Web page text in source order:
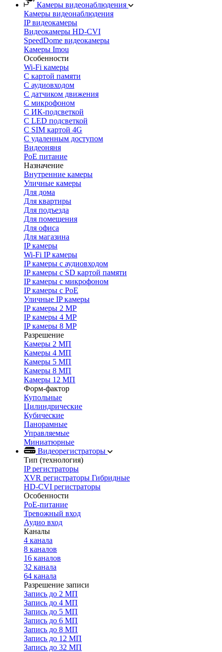
Камеры видеонаблюдения
Камеры видеонаблюдения
IP видеокамеры
Видеокамеры HD-CVI
SpeedDome видеокамеры
Камеры Imou
Особенности
Wi-Fi камеры
С картой памяти
С аудиовходом
С датчиком движения
С микрофоном
С ИК-подсветкой
С LED подсветкой
C SIM картой 4G
C удаленным доступом
Видеоняня
PoE питание
Назначение
Внутренние камеры
Уличные камеры
Для дома
Для квартиры
Для подъезда
Для помещения
Для офиса
Для магазина
IP камеры
Wi-Fi IP камеры
IP камеры с аудиовходом
IP камеры с SD картой памяти
IP камеры с микрофоном
IP камеры с PoE
Уличные IP камеры
IP камеры 2 MP
IP камеры 4 MP
IP камеры 8 MP
Разрешение
Камеры 2 МП
Камеры 4 МП
Камеры 5 МП
Камеры 8 МП
Камеры 12 МП
Форм-фактор
Купольные
Цилиндрические
Кубические
Панорамные
Управляемые
Миниатюрные
Видеорегистраторы
Тип (технология)
IP регистраторы
XVR регистраторы Гибридные
HD-CVI регистраторы
Особенности
PoE-питание
Тревожный вход
Аудио вход
Каналы
4 канала
8 каналов
16 каналов
32 канала
64 канала
Разрешение записи
Запись до 2 МП
Запись до 4 МП
Запись до 5 МП
Запись до 6 МП
Запись до 8 МП
Запись до 12 МП
Запись до 32 МП